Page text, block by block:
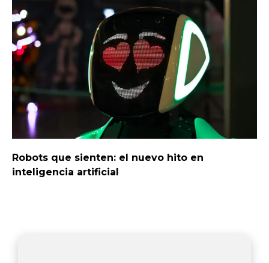
Robots que sienten: el nuevo hito en
inteligencia artificial